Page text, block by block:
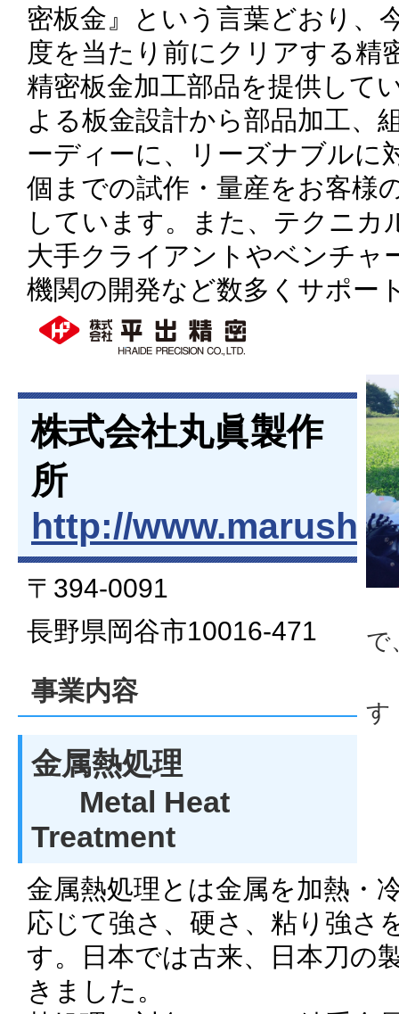
密板金』という言葉どおり、
度を当たり前にクリアする精
精密板金加工部品を提供して
よる板金設計から部品加工、
ーディーに、リーズナブルに
個までの試作・量産をお客様
しています。また、テクニカ
大手クライアントやベンチャ
機関の開発など数多くサポー
で
す
株式会社丸眞製作
所
http://
〒394-0091
長野県岡谷市10016-471
事業内容
金属熱処理
Metal Heat
Treatment
金属熱処理とは金属を加熱・
応じて強さ、硬さ、粘り強さ
す。日本では古来、日本刀の
きました。